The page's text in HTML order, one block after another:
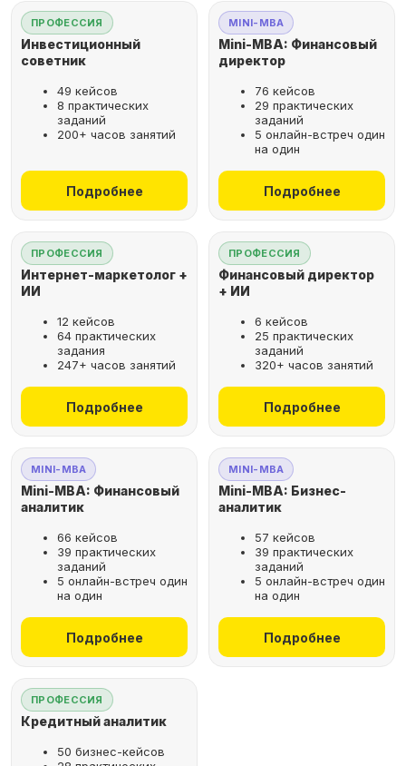
ПРОФЕССИЯ
Инвестиционный
советник
49 кейсов
8 практических
заданий
200+ часов занятий
Подробнее
MINI-MBA
Mini-MBA: Финансовый
директор
76 кейсов
29 практических
заданий
5 онлайн-встреч один
на один
Подробнее
ПРОФЕССИЯ
Интернет-маркетолог +
ИИ
12 кейсов
64 практических
задания
247+ часов занятий
Подробнее
ПРОФЕССИЯ
Финансовый директор
+ ИИ
6 кейсов
25 практических
заданий
320+ часов занятий
Подробнее
MINI-MBA
Mini-MBA: Финансовый
аналитик
66 кейсов
39 практических
заданий
5 онлайн-встреч один
на один
Подробнее
MINI-MBA
Mini-MBA: Бизнес-
аналитик
57 кейсов
39 практических
заданий
5 онлайн-встреч один
на один
Подробнее
ПРОФЕССИЯ
Кредитный аналитик
50 бизнес-кейсов
Рассрочка за 2 минуты,
не выходя из дома
Выбрать курс
оптимальную программу для
Оставьте заявку
на бесплатную
консультацию